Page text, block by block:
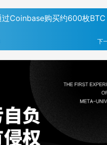
过Coinbase购买约600枚BTC
下